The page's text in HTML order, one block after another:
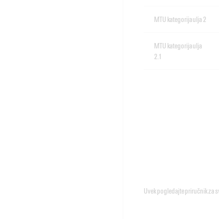
MTU kategorija ulja 2
MTU kategorija ulja
2.1
Uvek pogledajte priručnik za